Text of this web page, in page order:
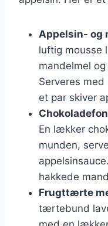
Appelsin- og
luftig mousse
mandelmel
Serveres
et par skiver
En lækker
munden,
hakkede
Frugttærte
tærtebund